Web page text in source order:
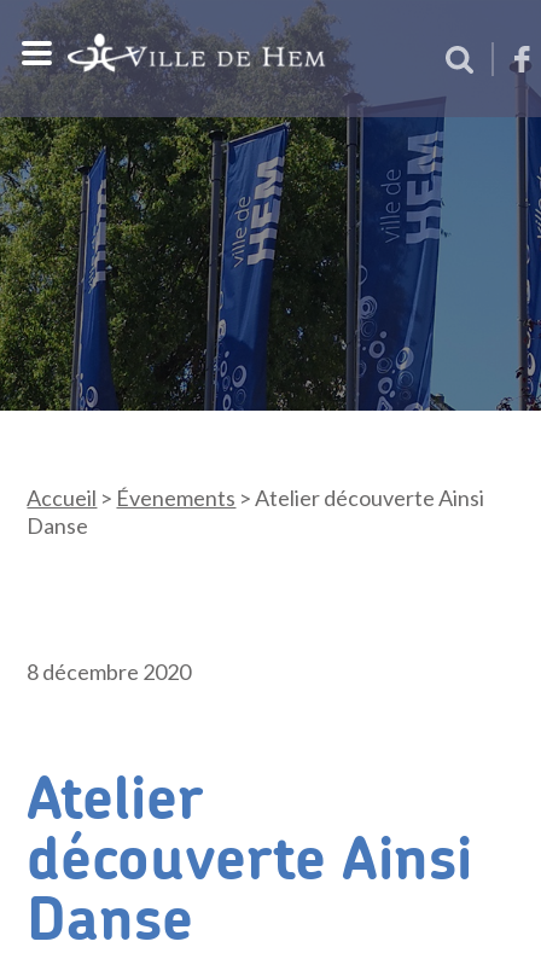
Accueil > Évenements >Atelier découverte Ainsi
Danse
8 décembre 2020
Atelier
découverte Ainsi
Danse